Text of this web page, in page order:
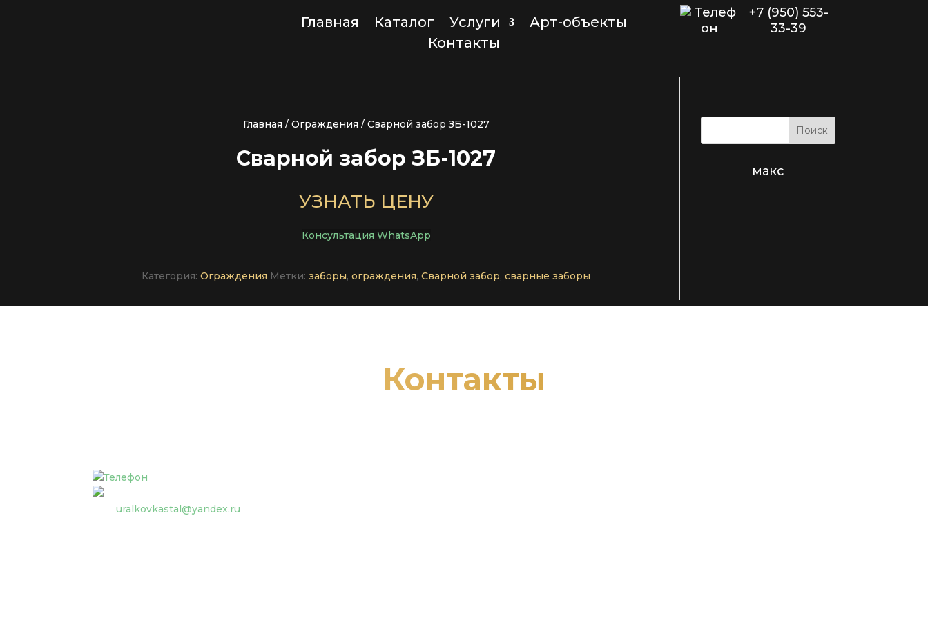
Главная Каталог Услуги
Арт-объекты
Контакты
+7 (950) 553-
33-39
Главная / Ограждения / Сварной забор ЗБ-1027
Сварной забор ЗБ-1027
УЗНАТЬ ЦЕНУ
Консультация WhatsApp
Категория:Ограждения Метки:заборы,ограждения,Сварной забор,сварные заборы
макс
Контакты
uralkovkastal@yandex.ru